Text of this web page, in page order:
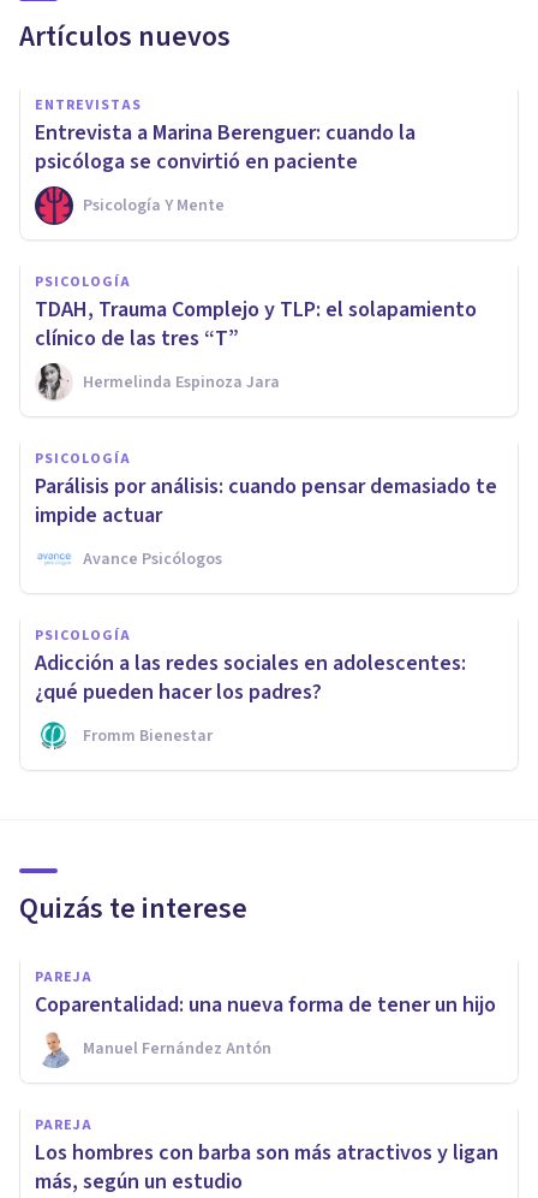
Artículos nuevos
ENTREVISTAS
Entrevista a Marina Berenguer: cuando la
psicóloga se convirtió en paciente
Psicología Y Mente
PSICOLOGÍA
TDAH, Trauma Complejo y TLP: el solapamiento
clínico de las tres “T”
Hermelinda Espinoza Jara
PSICOLOGÍA
Parálisis por análisis: cuando pensar demasiado te
impide actuar
Avance Psicólogos
PSICOLOGÍA
Adicción a las redes sociales en adolescentes:
¿qué pueden hacer los padres?
Fromm Bienestar
Quizás te interese
PAREJA
​Coparentalidad: una nueva forma de tener un hijo
Manuel Fernández Antón
PAREJA
Los hombres con barba son más atractivos y ligan
más, según un estudio